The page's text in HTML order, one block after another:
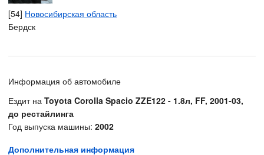
[54] Новосибирская область
Бердск
Информация об автомобиле
Ездит на Toyota Corolla Spacio ZZE122 - 1.8л, FF, 2001-03,
до рестайлинга
Год выпуска машины: 2002
Дополнительная информация